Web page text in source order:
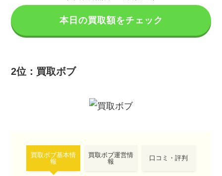
本日の買取額をチェック
2位：買取ボブ
買取ボブ基本情
報
買取ボブ運営情
報
口コミ・評判